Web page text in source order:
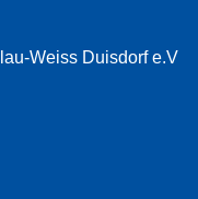
Weiss Duisdorf e.V